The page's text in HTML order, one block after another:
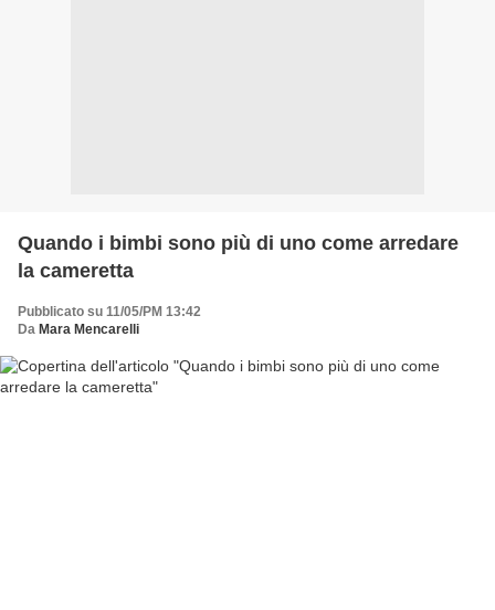
Quando i bimbi sono più di uno come arredare
la cameretta
Pubblicato su 11/05/PM 13:42
Da Mara Mencarelli